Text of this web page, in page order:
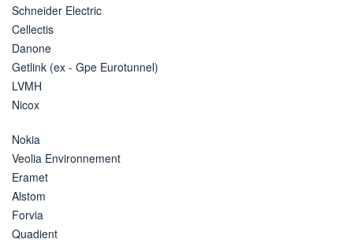
Schneider Electric
Cellectis
Danone
Getlink (ex - Gpe Eurotunnel)
LVMH
Nicox
Nokia
Veolia Environnement
Eramet
Alstom
Forvia
Quadient